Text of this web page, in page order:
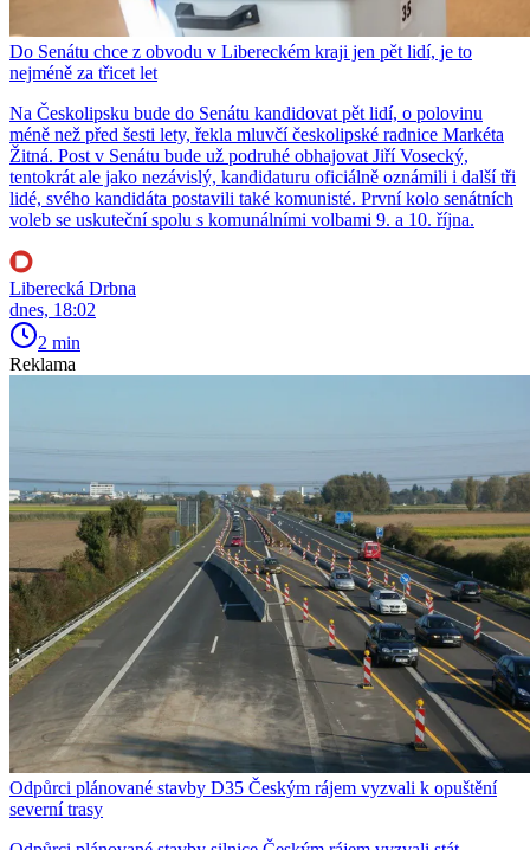
Do Senátu chce z obvodu v Libereckém kraji jen pět lidí, je to
nejméně za třicet let
Na Českolipsku bude do Senátu kandidovat pět lidí, o polovinu
méně než před šesti lety, řekla mluvčí českolipské radnice Markéta
Žitná. Post v Senátu bude už podruhé obhajovat Jiří Vosecký,
tentokrát ale jako nezávislý, kandidaturu oficiálně oznámili i další tři
lidé, svého kandidáta postavili také komunisté. První kolo senátních
voleb se uskuteční spolu s komunálními volbami 9. a 10. října.
Liberecká Drbna
dnes, 18:02
2 min
Reklama
Odpůrci plánované stavby D35 Českým rájem vyzvali k opuštění
severní trasy